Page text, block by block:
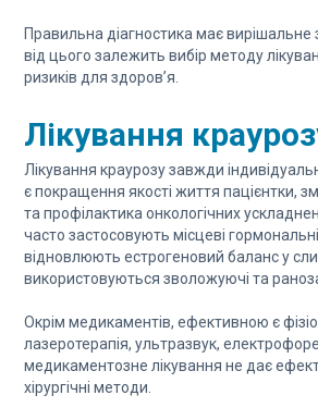
Правильна діагностика має вирішальне
від цього залежить вибір методу
ризиків для здоров’я.
Лікування
Лікування краурозу завжди
є покращення якості життя пацієнтки,
та профілактика онкологічних
часто застосовують місцеві
відновлюють естрогеновий баланс у
використовуються зволожуючі та
Окрім медикаментів, ефективною є
лазеротерапія, ультразвук,
медикаментозне лікування не дає
хірургічні методи.